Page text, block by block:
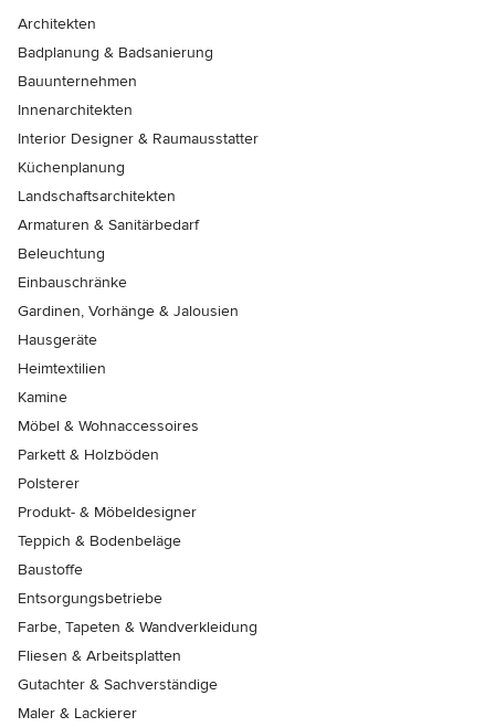
Architekten
Badplanung & Badsanierung
Bauunternehmen
Innenarchitekten
Interior Designer & Raumausstatter
Küchenplanung
Landschaftsarchitekten
Armaturen & Sanitärbedarf
Beleuchtung
Einbauschränke
Gardinen, Vorhänge & Jalousien
Hausgeräte
Heimtextilien
Kamine
Möbel & Wohnaccessoires
Parkett & Holzböden
Polsterer
Produkt- & Möbeldesigner
Teppich & Bodenbeläge
Baustoffe
Entsorgungsbetriebe
Farbe, Tapeten & Wandverkleidung
Fliesen & Arbeitsplatten
Gutachter & Sachverständige
Maler & Lackierer